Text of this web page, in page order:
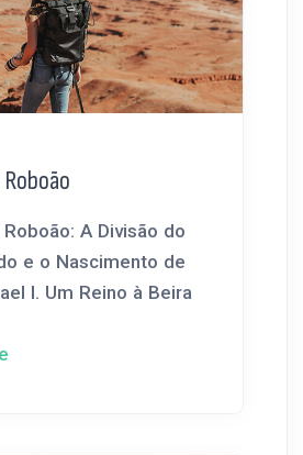
A Divisão do
e o Nascimento de
I. Um Reino à Beira